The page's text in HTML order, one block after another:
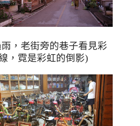
，老街旁的巷子看見彩
，霓是彩虹的倒影)